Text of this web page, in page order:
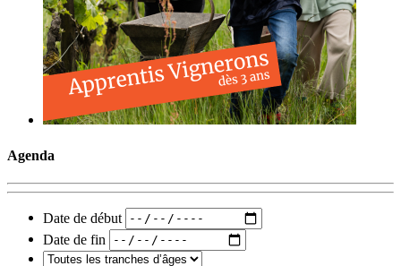
Agenda
Date de début
Date de fin